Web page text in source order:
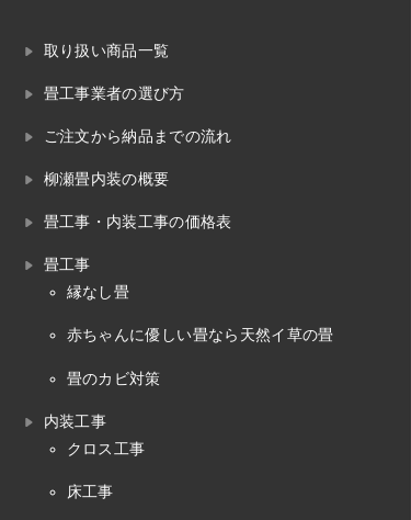
取り扱い商品一覧
畳工事業者の選び方
ご注文から納品までの流れ
柳瀬畳内装の概要
畳工事・内装工事の価格表
畳工事
縁なし畳
赤ちゃんに優しい畳なら天然イ草の畳
畳のカビ対策
内装工事
クロス工事
床工事